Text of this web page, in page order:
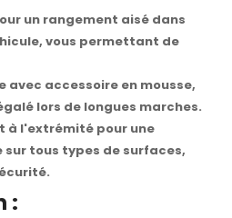
un rangement aisé dans
vous permettant de
avec accessoire en mousse,
lors de longues marches.
à l'extrémité pour une
tous types de surfaces,
: